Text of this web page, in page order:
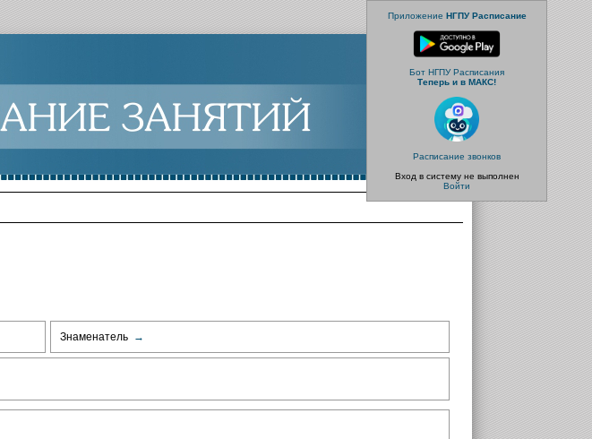
Приложение НГПУ Расписание
Бот НГПУ Расписания
Теперь и в МАКС!
Расписание звонков
Вход в систему не выполнен
Войти
Знаменатель →